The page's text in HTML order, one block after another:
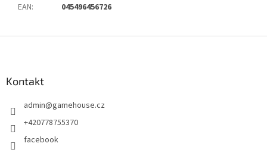
EAN: 045496456726
Kontakt
admin@gamehouse.cz
+420778755370
facebook